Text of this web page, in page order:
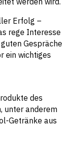
Erfolg –
rege Interesse
Gespräche
ein wichtiges
des
unter anderem
Getränke aus